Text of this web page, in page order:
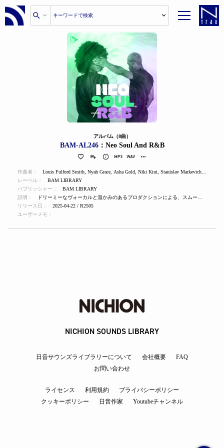
アルバム（8曲）
BAM-AL246：Neo Soul And R&B
作曲者： Louis Fulford Smith Nyah Grace Asha Gold Niki Kini Stanislav Markevich
レーベル：
BAM LIBRARY
パブリッシャー：
BAM LIBRARY
説明：
リリース日：
2025-04-22 / R2505
ユーザーメモ：
NICHION SOUNDS LIBRARY
日音サウンズライブラリーについて 会社概要
FAQ
お問い合わせ
ライセンス 利用規約
プライバシーポリシー
クッキーポリシー
日音作家 Youtubeチャンネル